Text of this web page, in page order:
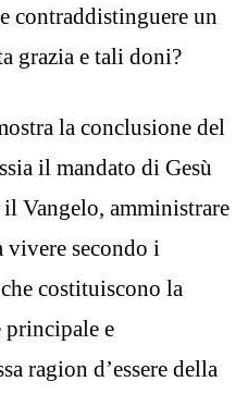
contraddistinguere un
grazia e tali doni?
la conclusione del
il mandato di Gesù
Vangelo, amministrare
vivere secondo i
costituiscono la
principale e
ragion d’essere della